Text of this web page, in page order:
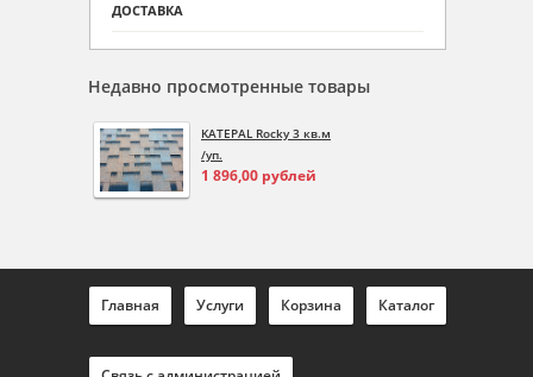
ДОСТАВКА
Недавно просмотренные товары
KATEPAL Rocky 3 кв.м
/уп.
1 896,00 рублей
Главная Услуги Корзина Каталог